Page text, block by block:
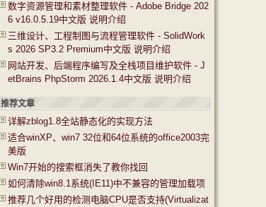
数字资源管理和素材整理软件 - Adobe Bridge 202
6 v16.0.5.19中文版 说明介绍
三维设计、工程制图与流程管理软件 - SolidWork
s 2026 SP3.2 Premium中文版 说明介绍
网站开发、后端程序编写及全栈项目维护软件 - J
etBrains PhpStorm 2026.1.4中文版 说明介绍
推荐文章
详解zblog1.8全站静态化的实现方法
适合winXP、win7 32位和64位系统的office2003完
美版
Win7开始的搜索框消失了教你找回
如何清除win8.1系统(IE11)中不兼容的管理加载项
推荐几个好用的检测电脑CPU是否支持(Virtualizat